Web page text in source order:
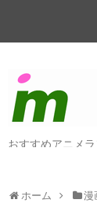
おすすめアニメ
ホーム 漫